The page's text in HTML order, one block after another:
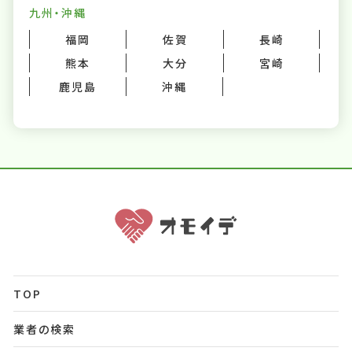
九州・沖縄
福岡
佐賀
長崎
熊本
大分
宮崎
鹿児島
沖縄
TOP
業者の検索